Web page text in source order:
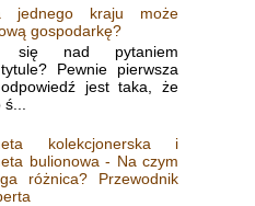
jednego kraju może
gospodarkę?
się nad pytaniem
Pewnie pierwsza
jest taka, że
kolekcjonerska i
bulionowa - Na czym
różnica? Przewodnik